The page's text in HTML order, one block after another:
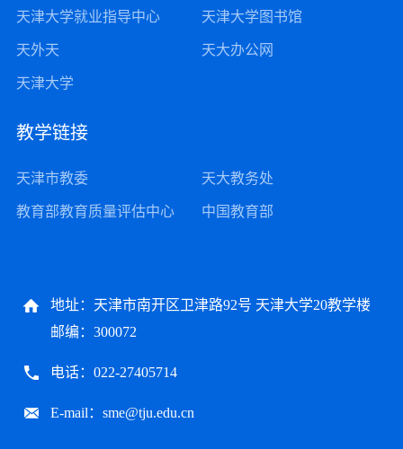
天津大学就业指导中心 天津大学图书馆
天外天 天大办公网
天津大学
教学链接
天津市教委 天大教务处
教育部教育质量评估中心 中国教育部
地址：天津市南开区卫津路92号 天津大学20教学楼
邮编：300072
电话：022-27405714
E-mail：sme@tju.edu.cn